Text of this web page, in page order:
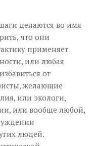
делаются во имя
что они
применяет
или любая
от
желающие
или экологи,
или вообще любой,
людей.